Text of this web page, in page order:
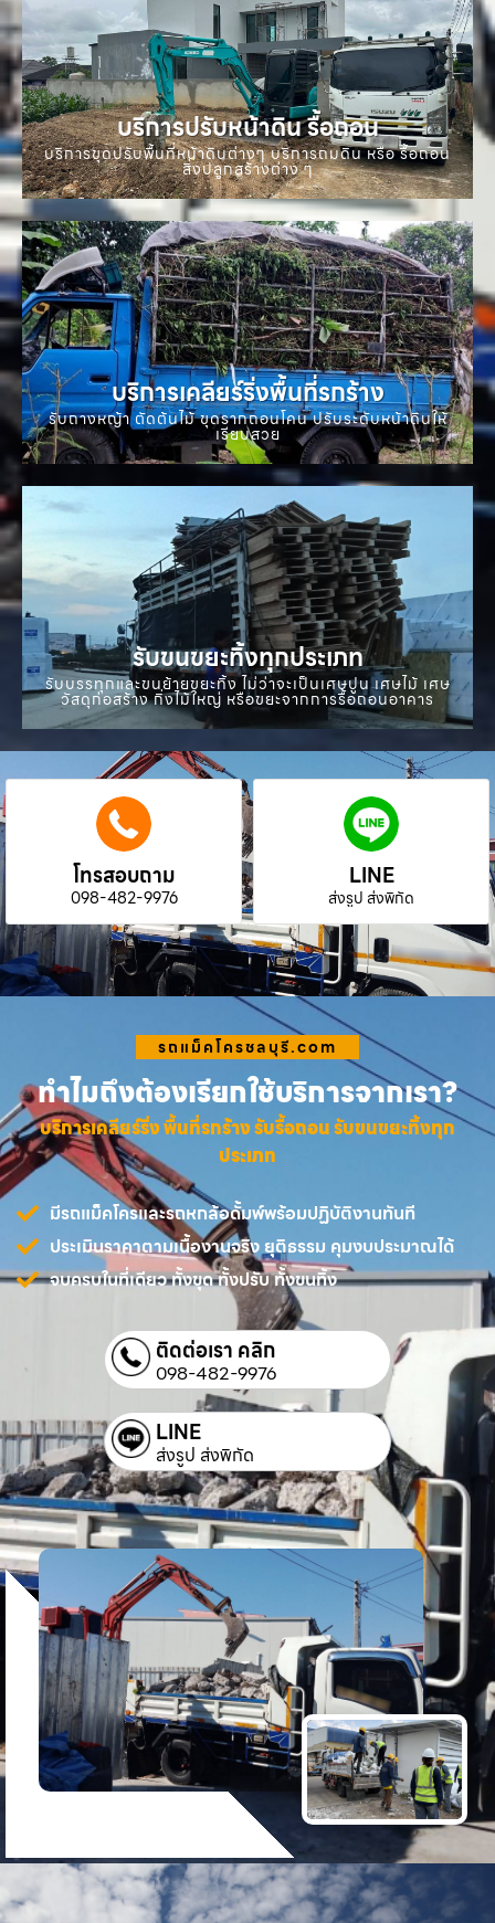
บริการปรับหน้าดิน รื้อถอน
บริการขุดปรับพื้นที่หน้าดินต่างๆ บริการถมดิน หรือ รื้อถอน
สิ่งปลูกสร้างต่าง ๆ
บริการเคลียร์ริ่งพื้นที่รกร้าง
รับถางหญ้า ตัดต้นไม้ ขุดรากถอนโคน ปรับระดับหน้าดินให้
เรียบสวย
รับขนขยะทิ้งทุกประเภท
รับบรรทุกและขนย้ายขยะทิ้ง ไม่ว่าจะเป็นเศษปูน เศษไม้ เศษ
วัสดุก่อสร้าง กิ่งไม้ใหญ่ หรือขยะจากการรื้อถอนอาคาร
โทรสอบถาม
098-482-9976
LINE
ส่งรูป ส่งพิกัด
รถแม็คโครชลบุรี.com
ทำไมถึงต้องเรียกใช้บริการจากเรา?
บริการเคลียร์ริ่ง พื้นที่รกร้าง รับรื้อถอน รับขนขยะทิ้งทุก
ประเภท
มีรถแม็คโครและรถหกล้อดั้มพ์พร้อมปฏิบัติงานทันที
ประเมินราคาตามเนื้องานจริง ยุติธรรม คุมงบประมาณได้
จบครบในที่เดียว ทั้งขุด ทั้งปรับ ทั้งขนทิ้ง
ติดต่อเรา คลิก
098-482-9976
LINE
ส่งรูป ส่งพิกัด